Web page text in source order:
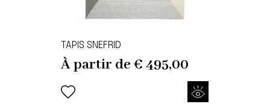
TAPIS SNEFRID
À partir de€ 495,00